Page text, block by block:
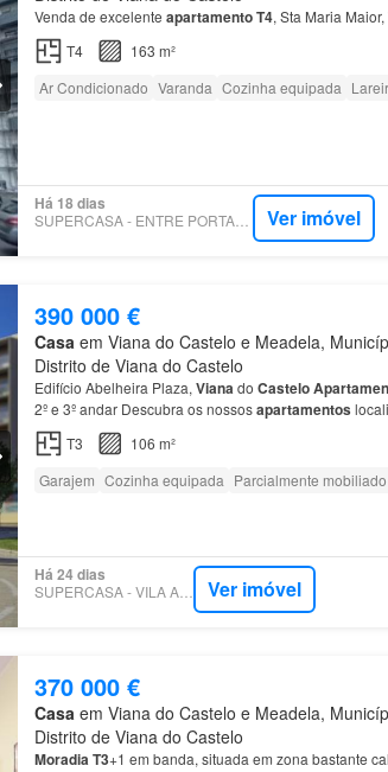
Venda de excelente apartamentoT4, Sta Maria Maior,
T4
163 m²
Ar Condicionado Varanda Cozinha equipada
Há 18 dias
SUPERCASA - ENTRE PORTAS - MEDIAÇÃO IMOBILIÁRIA, UNIPESSOAL, LDA. Ver imóvel
390 000 €
Casaem Viana do Castelo e Meadela,
Distrito de Viana do Castelo
Edifício Abelheira Plaza, Vianado Castelo
2º e 3º andar Descubra os nossosapartamentos
disponíveis:T3
T3
106 m²
Garajem Cozinha equipada Parcialmente mobiliado
Há 24 dias
SUPERCASA - VILA ANDORINHA Ver imóvel
370 000 €
Casaem Viana do Castelo e Meadela,
Distrito de Viana do Castelo
MoradiaT3+1 em banda, situada em zona bastante